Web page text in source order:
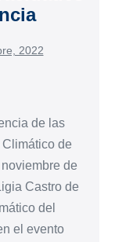
2022
de las
de
de
Castro de
del
el evento